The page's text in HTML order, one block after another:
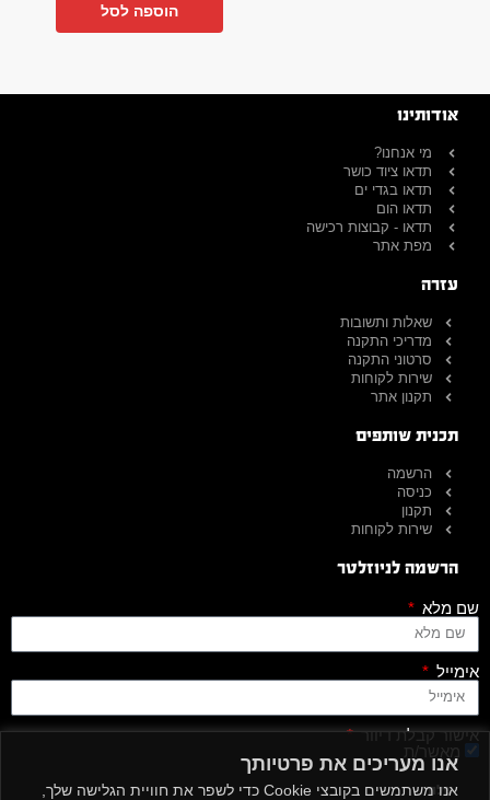
אנו מעריכים את פרטיותך
אנו משתמשים בקובצי Cookie כדי לשפר את חוויית הגלישה שלך,
הוספה לסל
אודותינו
מי אנחנו?
תדאו ציוד כושר
תדאו בגדי ים
תדאו הום
תדאו - קבוצות רכישה
מפת אתר
עזרה
שאלות ותשובות
מדריכי התקנה
סרטוני התקנה
שירות לקוחות
תקנון אתר
תכנית שותפים
הרשמה
כניסה
תקנון
שירות לקוחות
הרשמה לניוזלטר
שם מלא
אימייל
אישור קבלת דיוור
מאשר/ת
שלח